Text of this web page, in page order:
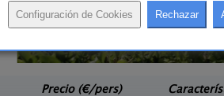
La Llosuca
Precio (€/pers)